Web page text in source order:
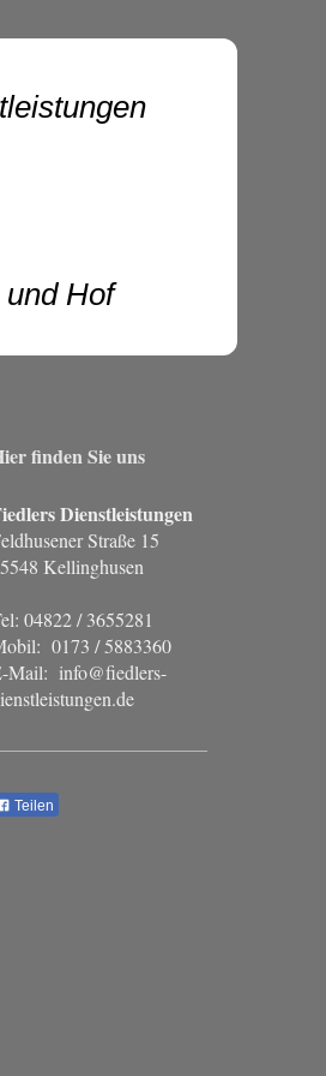
Hof
finden Sie uns
Dienstleistungen
Straße 15
Kellinghusen
04822 / 3655281
0173 / 5883360
Mail: info@fiedlers-
Teilen